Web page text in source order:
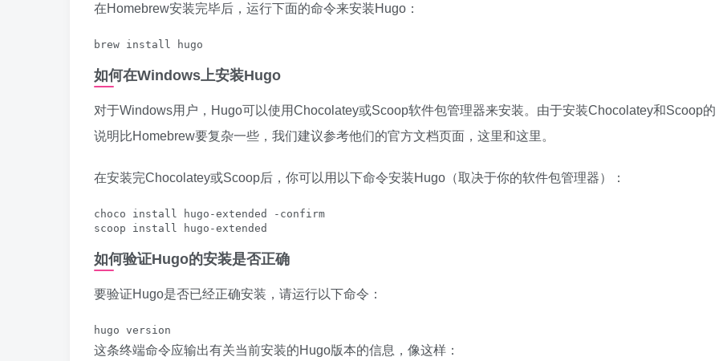
在Homebrew安装完毕后，运行下面的命令来安装Hugo：
brew install hugo
如何在Windows上安装Hugo
对于Windows用户，Hugo可以使用Chocolatey或Scoop软件包管理器来安装。由于安装Chocolatey和Scoop的
说明比Homebrew要复杂一些，我们建议参考他们的官方文档页面，这里和这里。
在安装完Chocolatey或Scoop后，你可以用以下命令安装Hugo（取决于你的软件包管理器）：
choco install hugo-extended -confirm
scoop install hugo-extended
如何验证Hugo的安装是否正确
要验证Hugo是否已经正确安装，请运行以下命令：
hugo version
这条终端命令应输出有关当前安装的Hugo版本的信息，像这样：